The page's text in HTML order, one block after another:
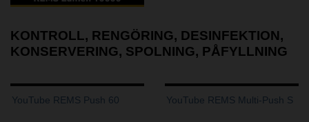
KONTROLL, RENGÖRING, DESINFEKTION,
KONSERVERING, SPOLNING, PÅFYLLNING
YouTube REMS Push 60 YouTube REMS Multi-Push S